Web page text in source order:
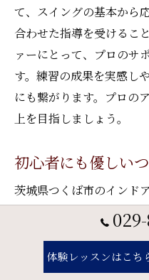
て、スイングの基本から
合わせた指導を受けるこ
ァーにとって、プロのサ
す。練習の成果を実感し
にも繋がります。プロの
上を目指しましょう。
初心者にも優しい
茨城県つくば市のインド
優しい環境を提供してい
でも安心して利用できる
れるレッスンが豊富です
を使ってリアルなコース
体験レッスンはこち